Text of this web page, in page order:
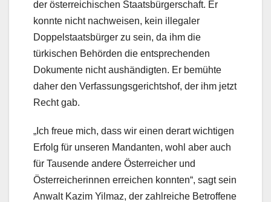
der österreichischen Staatsbürgerschaft. Er
konnte nicht nachweisen, kein illegaler
Doppelstaatsbürger zu sein, da ihm die
türkischen Behörden die entsprechenden
Dokumente nicht aushändigten. Er bemühte
daher den Verfassungsgerichtshof, der ihm jetzt
Recht gab.
„Ich freue mich, dass wir einen derart wichtigen
Erfolg für unseren Mandanten, wohl aber auch
für Tausende andere Österreicher und
Österreicherinnen erreichen konnten“, sagt sein
Anwalt Kazim Yilmaz, der zahlreiche Betroffene